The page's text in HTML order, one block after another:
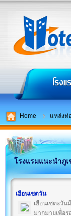
Home แหล่งท่
โรงแรมแนะนำภู
เฮือนเชตวัน
เฮือนเชตะวั
มากมายเพื่อร